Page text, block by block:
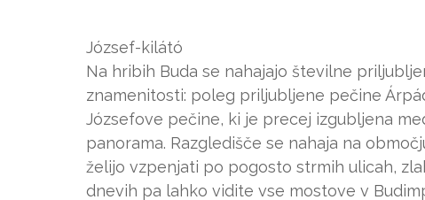
József-kilátó
Na hribih Buda se nahajajo številne
znamenitosti: poleg priljubljene pečine
Józsefove pečine, ki je precej izgubljena
panorama. Razgledišče se nahaja na
želijo vzpenjati po pogosto strmih ulicah,
dnevih pa lahko vidite vse mostove v